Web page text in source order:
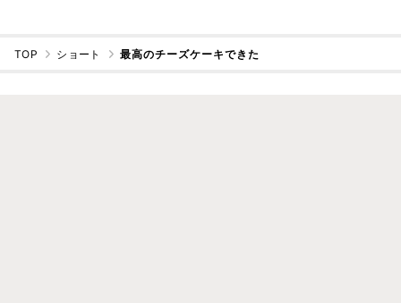
TOP ショート 最高のチーズケーキできた